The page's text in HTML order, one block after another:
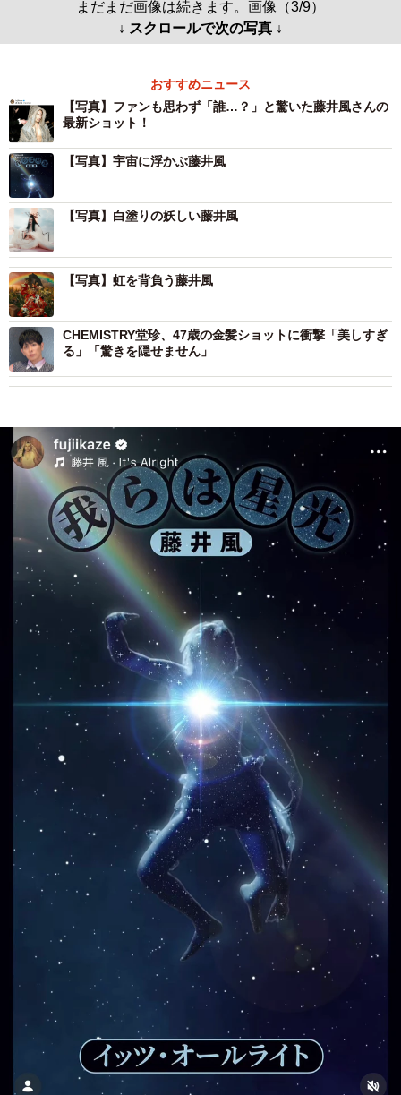
まだまだ画像は続きます。画像（3/9）
↓ スクロールで次の写真 ↓
おすすめニュース
【写真】ファンも思わず「誰…？」と驚いた藤井風さんの
最新ショット！
【写真】宇宙に浮かぶ藤井風
【写真】白塗りの妖しい藤井風
【写真】虹を背負う藤井風
CHEMISTRY堂珍、47歳の金髪ショットに衝撃「美しすぎ
る」「驚きを隠せません」